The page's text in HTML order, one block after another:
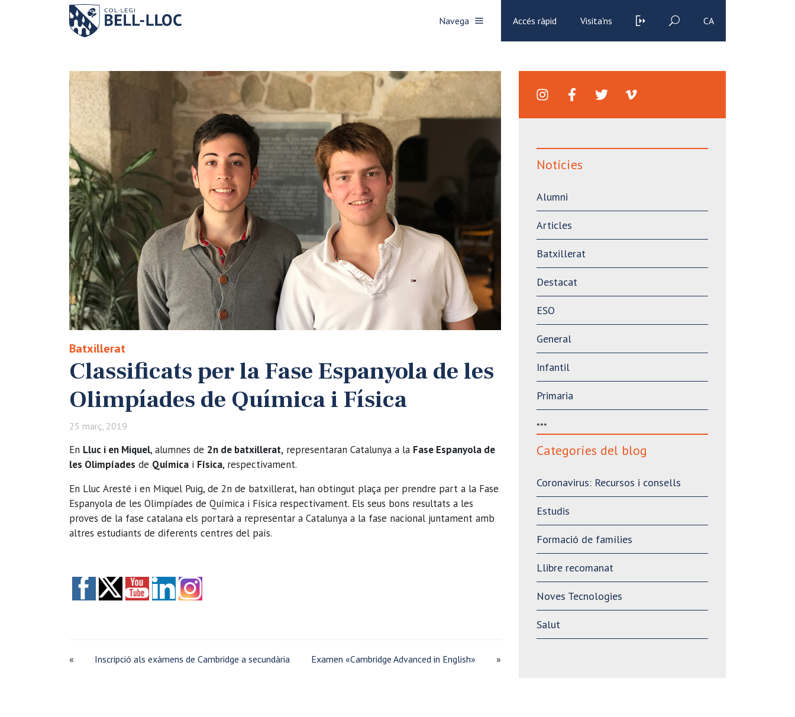
Navega Accés ràpid Visita'ns CA
Batxillerat
Classificats per la Fase Espanyola de les
Olimpíades de Química i Física
25 març, 2019
En Lluc i en Miquel, alumnes de 2n de batxillerat, representaran Catalunya a la Fase Espanyola de
les Olimpíades de Química i Física, respectivament.
En Lluc Aresté i en Miquel Puig, de 2n de batxillerat, han obtingut plaça per prendre part a la Fase
Espanyola de les Olimpíades de Química i Física respectivament. Els seus bons resultats a les
proves de la fase catalana els portarà a representar a Catalunya a la fase nacional juntament amb
altres estudiants de diferents centres del país.
« Inscripció als exàmens de Cambridge a secundària Examen «Cambridge Advanced in English» »
Notícies
Alumni
Articles
Batxillerat
Destacat
ESO
General
Infantil
Primaria
***
Categories del blog
Coronavirus: Recursos i consells
Estudis
Formació de famílies
Llibre recomanat
Noves Tecnologies
Salut